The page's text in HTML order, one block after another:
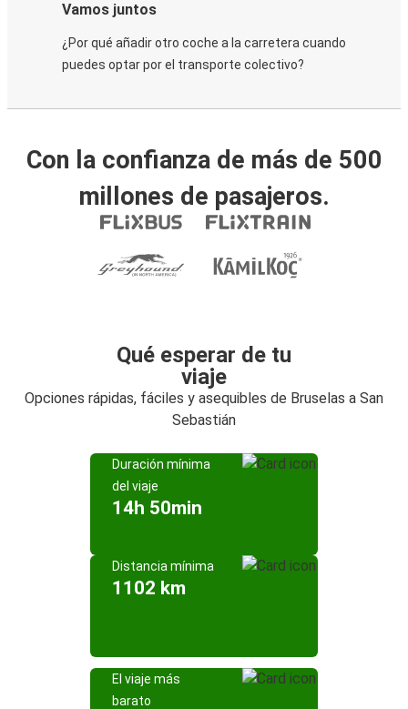
Vamos juntos
¿Por qué añadir otro coche a la carretera cuando
puedes optar por el transporte colectivo?
Con la confianza de más de 500
millones de pasajeros.
Qué esperar de tu
viaje
Opciones rápidas, fáciles y asequibles de Bruselas a San
Sebastián
Duración mínima
del viaje
14h 50min
Distancia mínima
1102 km
El viaje más
barato